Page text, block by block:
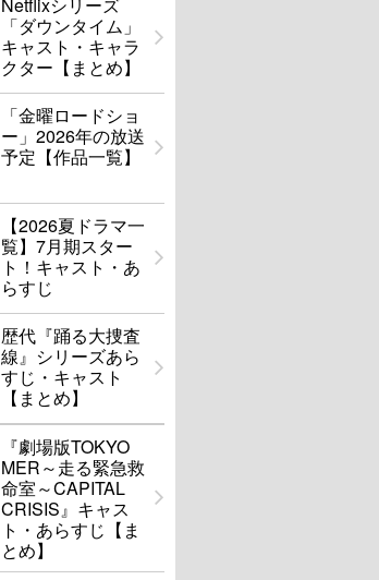
Netflixシリーズ
「ダウンタイム」
キャスト・キャラ
クター【まとめ】
「金曜ロードショ
ー」2026年の放送
予定【作品一覧】
【2026夏ドラマ一
覧】7月期スター
ト！キャスト・あ
らすじ
歴代『踊る大捜査
線』シリーズあら
すじ・キャスト
【まとめ】
『劇場版TOKYO
MER～走る緊急救
命室～CAPITAL
CRISIS』キャス
ト・あらすじ【ま
とめ】